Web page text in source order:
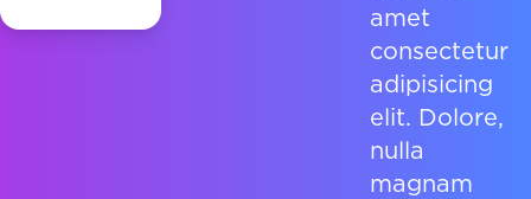
amet
consectetur
adipisicing
elit. Dolore,
nulla
magnam